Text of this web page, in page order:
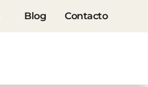
Blog Contacto